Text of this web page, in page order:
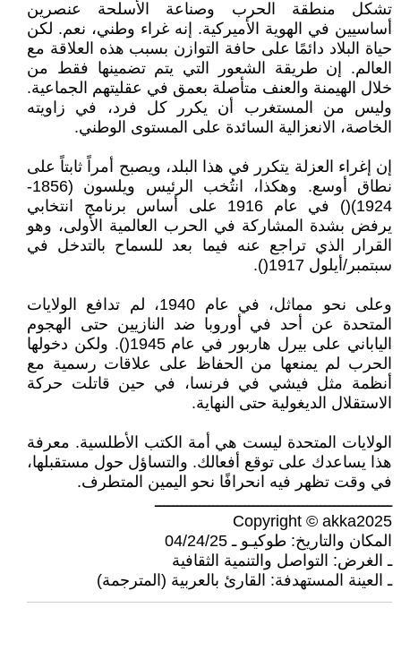
تشكل منطقة الحرب وصناعة الأسلحة عنصرين
أساسيين في الهوية الأميركية. إنه غراء وطني، نعم. لكن
حياة البلاد دائمًا على حافة التوازن بسبب هذه العلاقة مع
العالم. إن طريقة الشعور التي يتم تضمينها فقط من
خلال الهيمنة والعنف متأصلة بعمق في عقليتهم الجماعية.
وليس من المستغرب أن يكرر كل فرد، في زاويته
الخاصة، الانعزالية السائدة على المستوى الوطني.
إن إغراء العزلة يتكرر في هذا البلد، ويصبح أمراً ثابتاً على
نطاق أوسع. وهكذا، انتُخب الرئيس ويلسون (1856-
1924)() في عام 1916 على أساس برنامج انتخابي
يرفض بشدة المشاركة في الحرب العالمية الأولى، وهو
القرار الذي تراجع عنه فيما بعد للسماح بالتدخل في
سبتمبر/أيلول 1917().
وعلى نحو مماثل، في عام 1940، لم تدافع الولايات
المتحدة عن أحد في أوروبا ضد النازيين حتى الهجوم
الياباني على بيرل هاربور في عام 1945(). ولكن دخولها
الحرب لم يمنعها من الحفاظ على علاقات رسمية مع
أنظمة مثل فيشي في فرنسا، في حين قاتلت حركة
الاستقلال الديغولية حتى النهاية.
الولايات المتحدة ليست هي أمة الكتب الأطلسية. معرفة
هذا يساعدك على توقع أفعالك. والتساؤل حول مستقبلها،
في وقت تظهر فيه انحرافًا نحو اليمين المتطرف.
ـــــــــــــــــــــــــــــــــــــــــــــــــــــ
Copyright © akka2025
المكان والتاريخ: طوكيـو ـ 04/24/25
ـ الغرض: التواصل والتنمية الثقافية
ـ العينة المستهدفة: القارئ بالعربية (المترجمة)